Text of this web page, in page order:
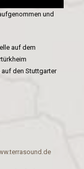
und
auf dem
den Stuttgarter